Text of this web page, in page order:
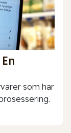
som har